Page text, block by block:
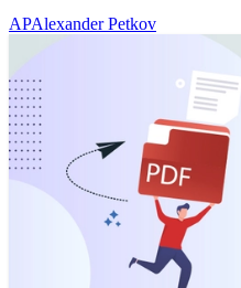
APAlexander Petkov